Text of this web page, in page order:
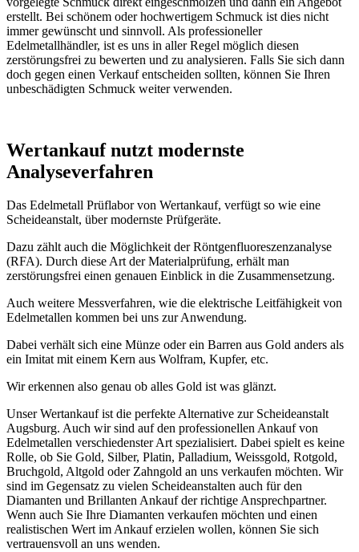
erstellt. Bei schönem oder hochwertigem Schmuck ist dies nicht
immer gewünscht und sinnvoll. Als professioneller
Edelmetallhändler, ist es uns in aller Regel möglich diesen
zerstörungsfrei zu bewerten und zu analysieren. Falls Sie sich dann
doch gegen einen Verkauf entscheiden sollten, können Sie Ihren
unbeschädigten Schmuck weiter verwenden.
Wertankauf nutzt modernste
Analyseverfahren
Das Edelmetall Prüflabor von Wertankauf, verfügt so wie eine
Scheideanstalt, über modernste Prüfgeräte.
Dazu zählt auch die Möglichkeit der Röntgenfluoreszenzanalyse
(RFA). Durch diese Art der Materialprüfung, erhält man
zerstörungsfrei einen genauen Einblick in die Zusammensetzung.
Auch weitere Messverfahren, wie die elektrische Leitfähigkeit von
Edelmetallen kommen bei uns zur Anwendung.
Dabei verhält sich eine Münze oder ein Barren aus Gold anders als
ein Imitat mit einem Kern aus Wolfram, Kupfer, etc.
Wir erkennen also genau ob alles Gold ist was glänzt.
Unser Wertankauf ist die perfekte Alternative zur Scheideanstalt
Augsburg. Auch wir sind auf den professionellen Ankauf von
Edelmetallen verschiedenster Art spezialisiert. Dabei spielt es keine
Rolle, ob Sie Gold, Silber, Platin, Palladium, Weissgold, Rotgold,
Bruchgold, Altgold oder Zahngold an uns verkaufen möchten. Wir
sind im Gegensatz zu vielen Scheideanstalten auch für den
Diamanten und Brillanten Ankauf der richtige Ansprechpartner.
Wenn auch Sie Ihre Diamanten verkaufen möchten und einen
realistischen Wert im Ankauf erzielen wollen, können Sie sich
vertrauensvoll an uns wenden.